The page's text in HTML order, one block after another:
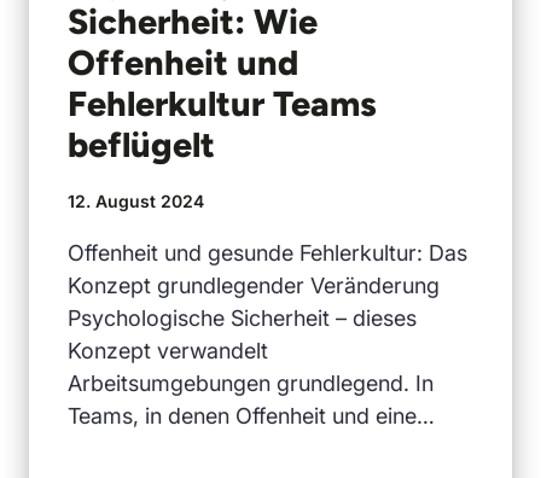
Sicherheit: Wie
Offenheit und
Fehlerkultur Teams
beflügelt
12. August 2024
Offenheit und gesunde Fehlerkultur: Das
Konzept grundlegender Veränderung
Psychologische Sicherheit – dieses
Konzept verwandelt
Arbeitsumgebungen grundlegend. In
Teams, in denen Offenheit und eine…